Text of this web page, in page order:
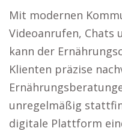
Mit modernen
Videoanrufen, Chats
kann der
Klienten präzise
unregelmäßig
digitale Plattform